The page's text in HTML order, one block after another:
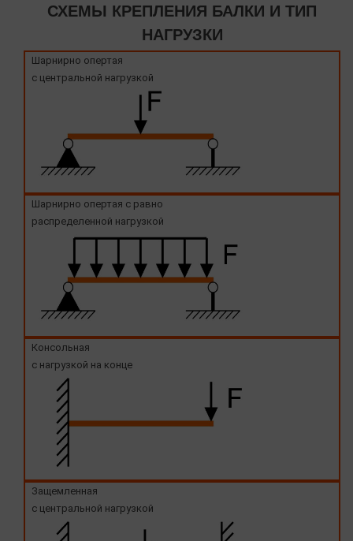
СХЕМЫ КРЕПЛЕНИЯ БАЛКИ И ТИП
НАГРУЗКИ
Шарнирно опертая
с центральной нагрузкой
Шарнирно опертая с равно
распределенной нагрузкой
Консольная
с нагрузкой на конце
Защемленная
с центральной нагрузкой